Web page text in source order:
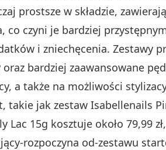
prostsze w składzie,
co czyni je bardziej
i zniechęcenia. Zestawy
bardziej zaawansowane
a także na możliwości
jak zestaw Isabellenails
15g kosztuje około 79,99
rozpoczyna od-zestawu